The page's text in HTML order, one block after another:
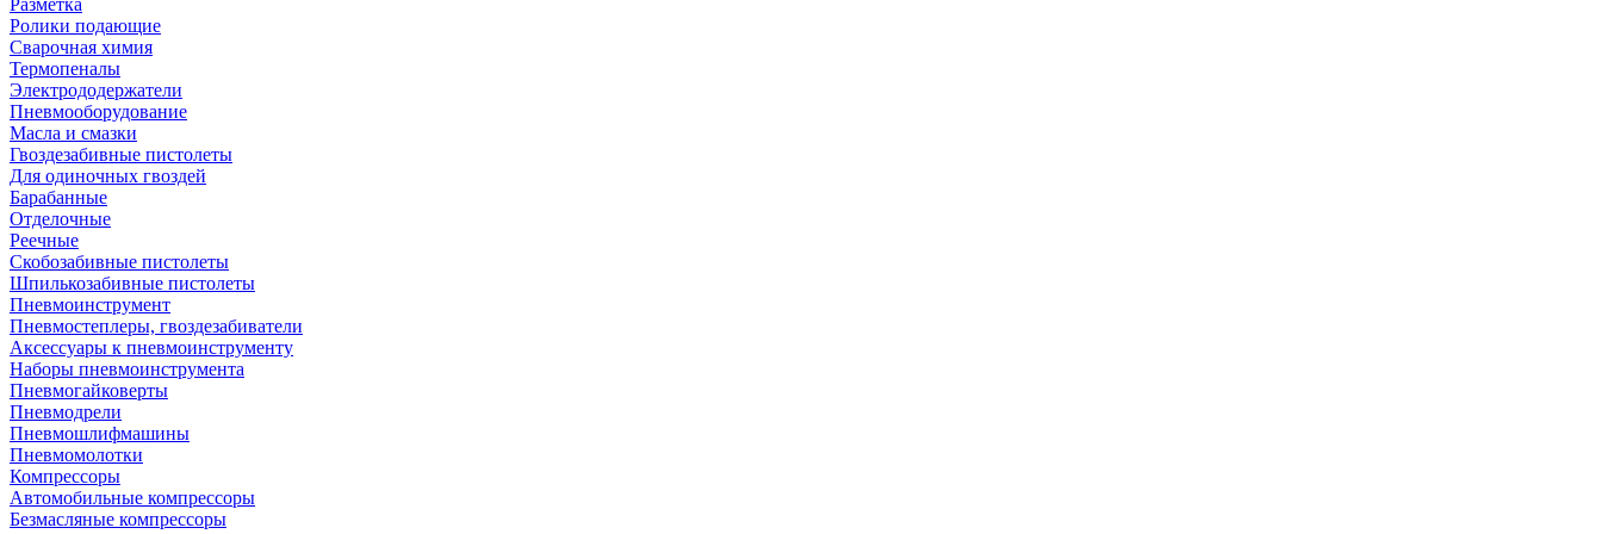
Разметка
Ролики подающие
Сварочная химия
Термопеналы
Электрододержатели
Пневмооборудование
Масла и смазки
Гвоздезабивные пистолеты
Для одиночных гвоздей
Барабанные
Отделочные
Реечные
Скобозабивные пистолеты
Шпилькозабивные пистолеты
Пневмоинструмент
Пневмостеплеры, гвоздезабиватели
Аксессуары к пневмоинструменту
Наборы пневмоинструмента
Пневмогайковерты
Пневмодрели
Пневмошлифмашины
Пневмомолотки
Компрессоры
Автомобильные компрессоры
Безмасляные компрессоры